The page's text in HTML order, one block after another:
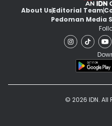
About UsEditorial Team
Pedoman Media
© 2026 IDN. All